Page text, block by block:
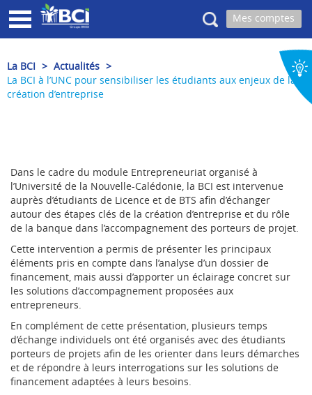
Recherche
La BCI > Actualités >
La BCI à l’UNC pour sensibiliser les étudiants aux enjeux de la
création d’entreprise
Dans le cadre du module Entrepreneuriat organisé à
l’Université de la Nouvelle-Calédonie, la BCI est intervenue
auprès d’étudiants de Licence et de BTS afin d’échanger
autour des étapes clés de la création d’entreprise et du rôle
de la banque dans l’accompagnement des porteurs de projet.
Cette intervention a permis de présenter les principaux
éléments pris en compte dans l’analyse d’un dossier de
financement, mais aussi d’apporter un éclairage concret sur
les solutions d’accompagnement proposées aux
entrepreneurs.
En complément de cette présentation, plusieurs temps
d’échange individuels ont été organisés avec des étudiants
porteurs de projets afin de les orienter dans leurs démarches
et de répondre à leurs interrogations sur les solutions de
financement adaptées à leurs besoins.